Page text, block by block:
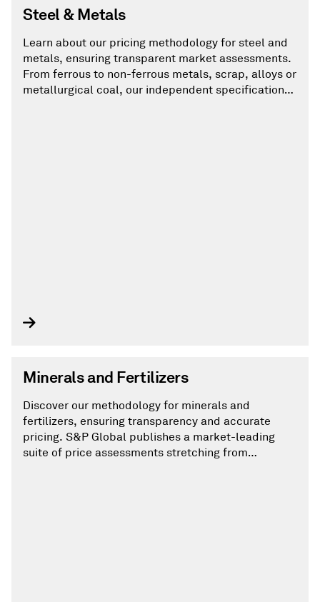
Steel & Metals
Learn about our pricing methodology for steel and
metals, ensuring transparent market assessments.
From ferrous to non-ferrous metals, scrap, alloys or
metallurgical coal, our independent specifications
Minerals and Fertilizers
Discover our methodology for minerals and
fertilizers, ensuring transparency and accurate
pricing. S&P Global publishes a market-leading
suite of price assessments stretching from